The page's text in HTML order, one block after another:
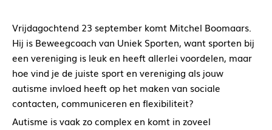
Vrijdagochtend 23 september komt Mitchel Boomaars.
Hij is Beweegcoach van Uniek Sporten, want sporten bij
een vereniging is leuk en heeft allerlei voordelen, maar
hoe vind je de juiste sport en vereniging als jouw
autisme invloed heeft op het maken van sociale
contacten, communiceren en flexibiliteit?
Autisme is vaak zo complex en komt in zoveel